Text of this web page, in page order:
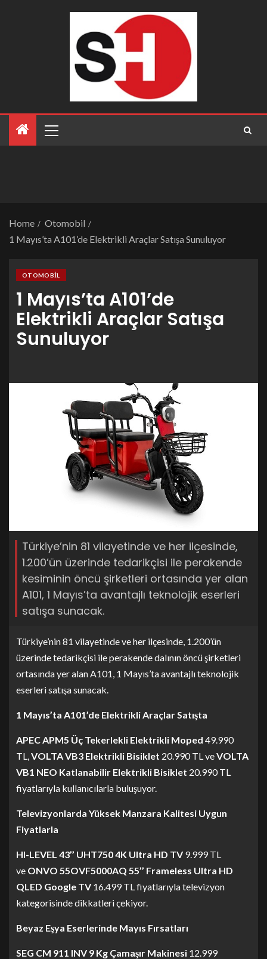
Home
Otomobil
1 Mayıs’ta A101’de Elektrikli Araçlar Satışa Sunuluyor
OTOMOBIL
1 Mayıs’ta A101’de
Elektrikli Araçlar Satışa
Sunuluyor
Türkiye’nin 81 vilayetinde ve her ilçesinde,
1.200’ün üzerinde tedarikçisi ile perakende
kesiminin öncü şirketleri ortasında yer alan
A101, 1 Mayıs’ta avantajlı teknolojik eserleri
satışa sunacak.
Türkiye’nin 81 vilayetinde ve her ilçesinde, 1.200’ün
üzerinde tedarikçisi ile perakende dalının öncü şirketleri
ortasında yer alan A101, 1 Mayıs’ta avantajlı teknolojik
eserleri satışa sunacak.
1 Mayıs’ta A101’de Elektrikli Araçlar Satışta
APEC APM5 Üç Tekerlekli Elektrikli Moped 49.990
TL, VOLTA VB3 Elektrikli Bisiklet 20.990 TL veVOLTA
VB1 NEO Katlanabilir Elektrikli Bisiklet 20.990 TL
fiyatlarıyla kullanıcılarla buluşuyor.
Televizyonlarda Yüksek Manzara Kalitesi Uygun
Fiyatlarla
HI-LEVEL 43’’ UHT750 4K Ultra HD TV9.999 TL
ve ONVO 55OVF5000AQ 55’’ Frameless Ultra HD
QLED Google TV16.499 TL fiyatlarıyla televizyon
kategorisinde dikkatleri çekiyor.
Beyaz Eşya Eserlerinde Mayıs Fırsatları
SEG CM 911 INV 9 Kg Çamaşır Makinesi 12.999